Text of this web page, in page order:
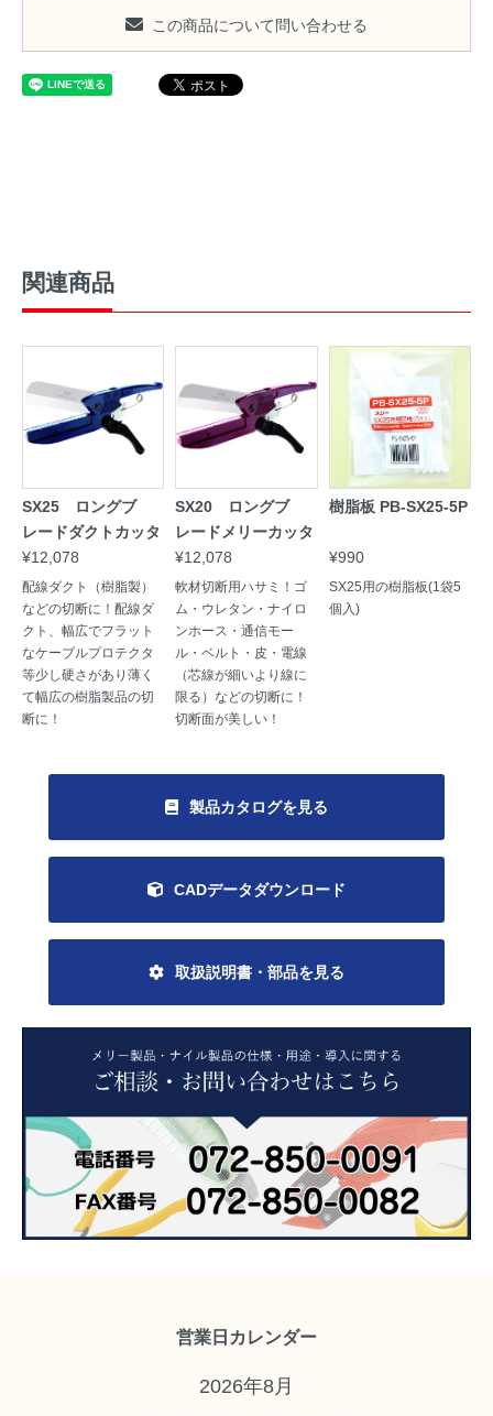
この商品について問い合わせる
関連商品
SX25 ロングブ
レードダクトカッタ
¥12,078
配線ダクト（樹脂製）
などの切断に！配線ダ
クト、幅広でフラット
なケーブルプロテクタ
等少し硬さがあり薄く
て幅広の樹脂製品の切
断に！
SX20 ロングブ
レードメリーカッタ
¥12,078
軟材切断用ハサミ！ゴ
ム・ウレタン・ナイロ
ンホース・通信モー
ル・ベルト・皮・電線
（芯線が細いより線に
限る）などの切断に！
切断面が美しい！
樹脂板 PB-SX25-5P
¥990
SX25用の樹脂板(1袋5
個入)
製品カタログを見る
CADデータダウンロード
取扱説明書・部品を見る
営業日カレンダー
2026年8月